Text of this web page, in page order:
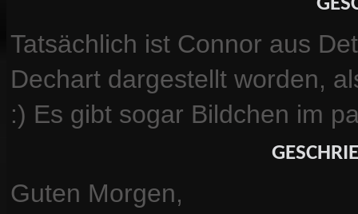
Tatsächlich ist Connor aus
Dechart dargestellt worden,
:) Es gibt sogar Bildchen im
Guten Morgen,